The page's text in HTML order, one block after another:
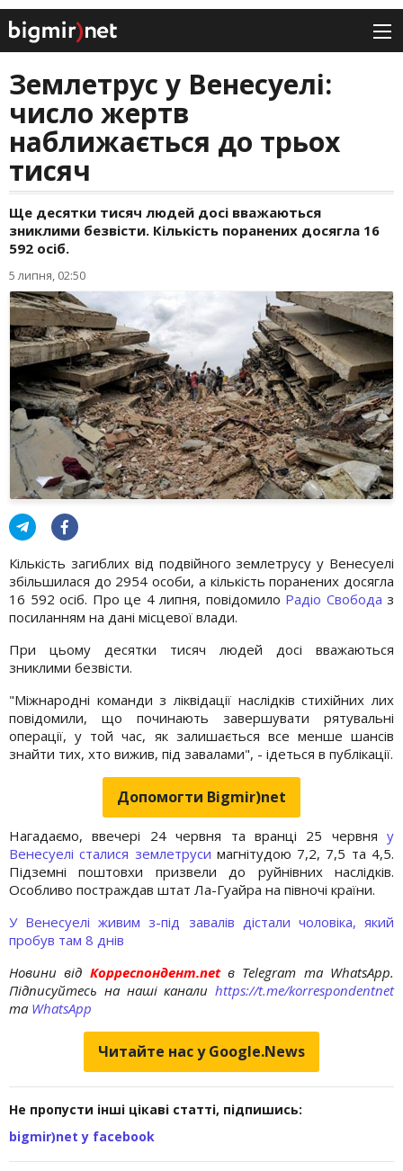
Землетрус у Венесуелі:
число жертв
наближається до трьох
тисяч
Ще десятки тисяч людей досі вважаються
зниклими безвісти. Кількість поранених досягла 16
592 осіб.
5 липня, 02:50
Кількість загиблих від подвійного землетрусу у Венесуелі
збільшилася до 2954 особи, а кількість поранених досягла
16 592 осіб. Про це 4 липня, повідомило Радіо Свобода з
посиланням на дані місцевої влади.
При цьому десятки тисяч людей досі вважаються
зниклими безвісти.
"Міжнародні команди з ліквідації наслідків стихійних лих
повідомили, що починають завершувати рятувальні
операції, у той час, як залишається все менше шансів
знайти тих, хто вижив, під завалами", - ідеться в публікації.
Допомогти Bigmir)net
Нагадаємо, ввечері 24 червня та вранці 25 червня у
Венесуелі сталися землетруси магнітудою 7,2, 7,5 та 4,5.
Підземні поштовхи призвели до руйнівних наслідків.
Особливо постраждав штат Ла-Гуайра на півночі країни.
У Венесуелі живим з-під завалів дістали чоловіка, який
пробув там 8 днів
Новини від Корреспондент.netв Telegram та WhatsApp.
Підписуйтесь на наші канали https://t.me/korrespondentnet
та WhatsApp
Читайте нас у Google.News
Не пропусти інші цікаві статті, підпишись:
bigmir)net у facebook